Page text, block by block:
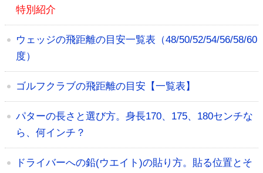
特別紹介
ウェッジの飛距離の目安一覧表（48/50/52/54/56/58/60
度）
ゴルフクラブの飛距離の目安【一覧表】
パターの長さと選び方。身長170、175、180センチな
ら、何インチ？
ドライバーへの鉛(ウエイト)の貼り方。貼る位置とそ